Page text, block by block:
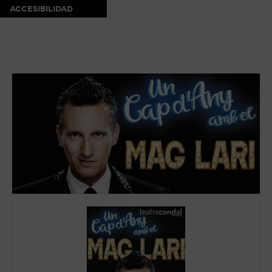
ACCESIBILIDAD